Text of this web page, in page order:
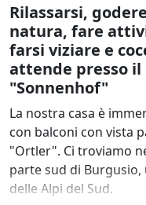
Rilassarsi,
natura, fare
farsi viziare e
attende presso
"Sonnenhof"
La nostra casa è
con balconi con vista
"Ortler". Ci troviamo
parte sud di
delle Alpi del Sud.